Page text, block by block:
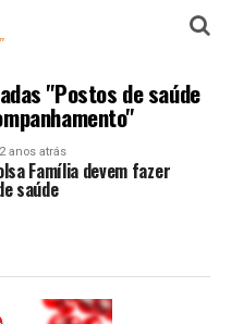
"Postos de saúde
anos atrás
Família devem fazer
saúde